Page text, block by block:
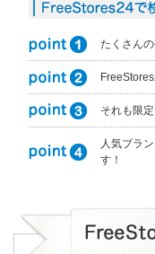
たくさん
それも限
人気ブラ
す！